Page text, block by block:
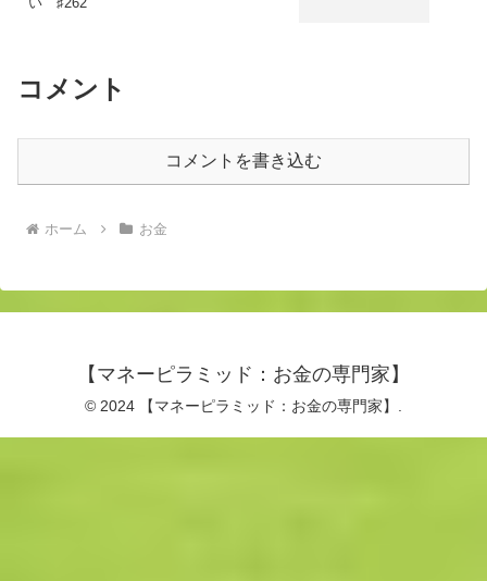
コメント
コメントを書き込む
ホーム お金
【マネーピラミッド：お金の専門家】
© 2024 【マネーピラミッド：お金の専門家】.